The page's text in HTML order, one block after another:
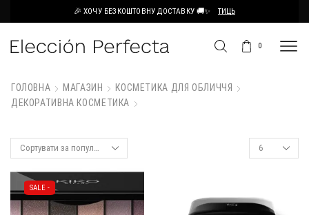
🎉 ХОЧУ БЕЗКОШТОВНУ ДОСТАВКУ 🚚✨ ТИЦЬ
0
ГОЛОВНА МАГАЗИН
КОСМЕТИКА ДЛЯ ОБЛИЧЧЯ
ДЕКОРАТИВНА КОСМЕТИКА
SALE -